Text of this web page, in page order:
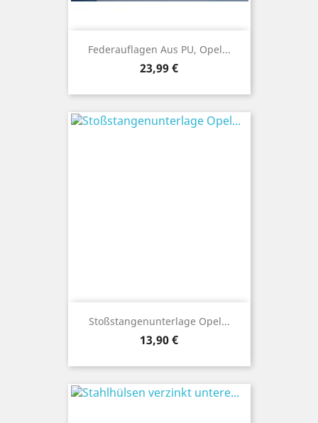
Federauflagen Aus PU, Opel...
Preis
23,99 €
Stoßstangenunterlage Opel...
Preis
13,90 €